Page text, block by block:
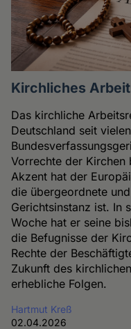
Kirchliches
Das kirchliche
Deutschland seit
Vorrechte der Kirchen
Akzent hat der
die übergeordnete
Gerichtsinstanz ist. In
Woche hat er seine
die Befugnisse der
Rechte der
Zukunft des
erhebliche Folgen.
Hartmut Kreß
02.04.2026